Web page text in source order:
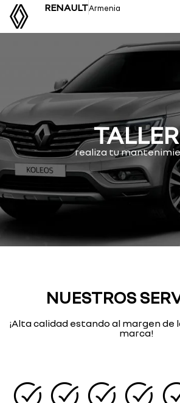
RENAULTArmenia
TALLER
realiza tu
NUESTROS
¡Alta calidad estando al margen de
marca!